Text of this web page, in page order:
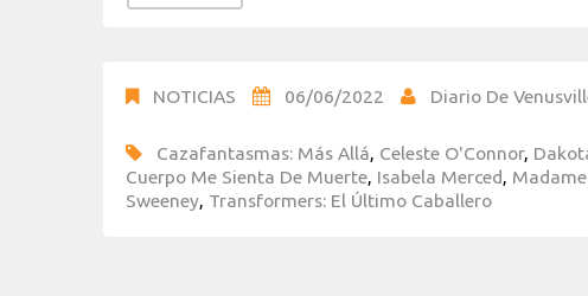
NOTICIAS 06/06/2022 Diario De
Cazafantasmas: Más Allá, Celeste O'Connor,
Cuerpo Me Sienta De Muerte, Isabela Merced,
Sweeney, Transformers: El Último Caballero